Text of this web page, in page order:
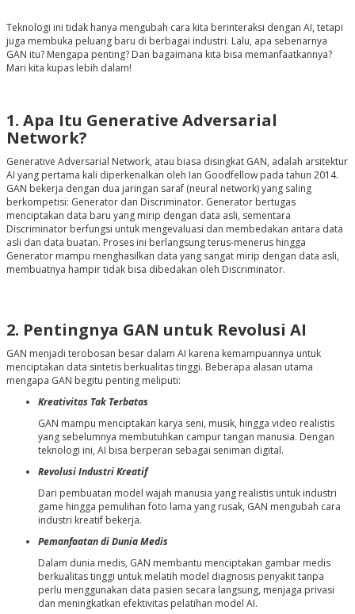
Teknologi ini tidak hanya mengubah cara kita berinteraksi dengan AI, tetapi
juga membuka peluang baru di berbagai industri. Lalu, apa sebenarnya
GAN itu? Mengapa penting? Dan bagaimana kita bisa memanfaatkannya?
Mari kita kupas lebih dalam!
1. Apa Itu Generative Adversarial
Network?
Generative Adversarial Network, atau biasa disingkat GAN, adalah arsitektur
AI yang pertama kali diperkenalkan oleh Ian Goodfellow pada tahun 2014.
GAN bekerja dengan dua jaringan saraf (neural network) yang saling
berkompetisi: Generatordan Discriminator. Generator bertugas
menciptakan data baru yang mirip dengan data asli, sementara
Discriminator berfungsi untuk mengevaluasi dan membedakan antara data
asli dan data buatan. Proses ini berlangsung terus-menerus hingga
Generator mampu menghasilkan data yang sangat mirip dengan data asli,
membuatnya hampir tidak bisa dibedakan oleh Discriminator.
2. Pentingnya GAN untuk Revolusi AI
GAN menjadi terobosan besar dalam AI karena kemampuannya untuk
menciptakan data sintetis berkualitas tinggi. Beberapa alasan utama
mengapa GAN begitu penting meliputi:
Kreativitas Tak Terbatas
GAN mampu menciptakan karya seni, musik, hingga video realistis
yang sebelumnya membutuhkan campur tangan manusia. Dengan
teknologi ini, AI bisa berperan sebagai seniman digital.
Revolusi Industri Kreatif
Dari pembuatan model wajah manusia yang realistis untuk industri
game hingga pemulihan foto lama yang rusak, GAN mengubah cara
industri kreatif bekerja.
Pemanfaatan di Dunia Medis
Dalam dunia medis, GAN membantu menciptakan gambar medis
berkualitas tinggi untuk melatih model diagnosis penyakit tanpa
perlu menggunakan data pasien secara langsung, menjaga privasi
dan meningkatkan efektivitas pelatihan model AI.